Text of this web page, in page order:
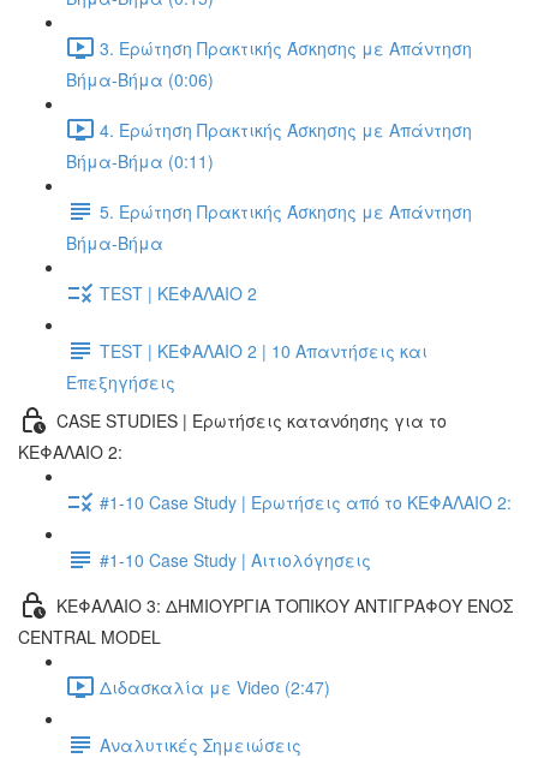
3. Ερώτηση Πρακτικής Άσκησης με Απάντηση
Βήμα-Βήμα (0:06)
4. Ερώτηση Πρακτικής Άσκησης με Απάντηση
Βήμα-Βήμα (0:11)
5. Ερώτηση Πρακτικής Άσκησης με Απάντηση
Βήμα-Βήμα
TEST | ΚΕΦΑΛΑΙΟ 2
TEST | ΚΕΦΑΛΑΙΟ 2 | 10 Απαντήσεις και
Επεξηγήσεις
CASE STUDIES | Ερωτήσεις κατανόησης για το
ΚΕΦΑΛΑΙΟ 2:
#1-10 Case Study | Ερωτήσεις από το ΚΕΦΑΛΑΙΟ 2:
#1-10 Case Study | Αιτιολόγησεις
ΚΕΦΑΛΑΙΟ 3: ΔΗΜΙΟΥΡΓΙΑ ΤΟΠΙΚΟΥ ΑΝΤΙΓΡΑΦΟΥ ΕΝΟΣ
CENTRAL MODEL
Διδασκαλία με Video (2:47)
Αναλυτικές Σημειώσεις